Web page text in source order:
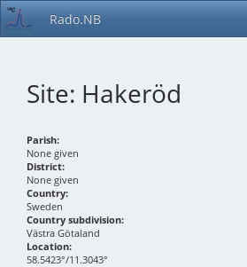
Rado.NB
Site: Hakeröd
Parish:
None given
District:
None given
Country:
Sweden
Country subdivision:
Västra Götaland
Location:
58.5423°/11.3043°